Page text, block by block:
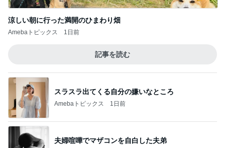
涼しい朝に行った満開のひまわり畑
Amebaトピックス 1日前
記事を読む
スラスラ出てくる自分の嫌いなところ
Amebaトピックス 1日前
夫婦喧嘩でマザコンを自白した夫弟